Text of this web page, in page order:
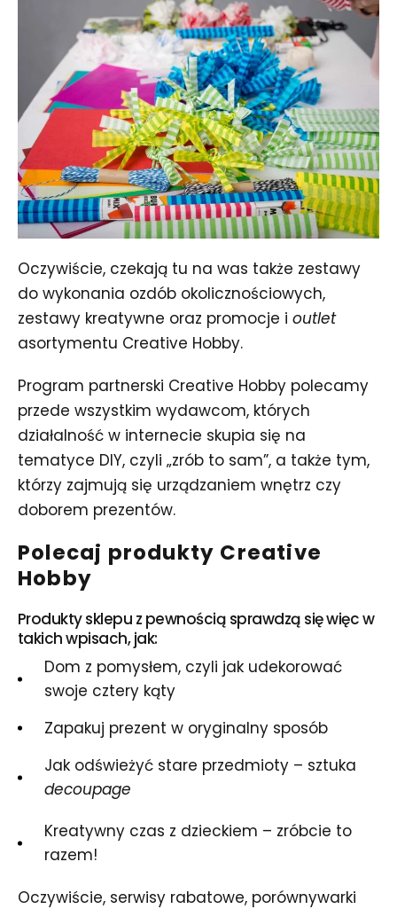
Oczywiście, czekają tu na was także zestawy
do wykonania ozdób okolicznościowych,
zestawy kreatywne oraz promocje i outlet
asortymentu Creative Hobby.
Program partnerski Creative Hobby polecamy
przede wszystkim wydawcom, których
działalność w internecie skupia się na
tematyce DIY, czyli „zrób to sam”, a także tym,
którzy zajmują się urządzaniem wnętrz czy
doborem prezentów.
Polecaj produkty Creative
Hobby
Produkty sklepu z pewnością sprawdzą się więc w
takich wpisach, jak:
Dom z pomysłem, czyli jak udekorować
swoje cztery kąty
Zapakuj prezent w oryginalny sposób
Jak odświeżyć stare przedmioty – sztuka
decoupage
Kreatywny czas z dzieckiem – zróbcie to
razem!
Oczywiście, serwisy rabatowe, porównywarki